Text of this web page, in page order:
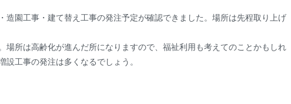
造園工事・建て替え工事の発注予定が確認できました。場所は先程取り上げ
場所は高齢化が進んだ所になりますので、福祉利用も考えてのことかもしれ
工事の発注は多くなるでしょう。